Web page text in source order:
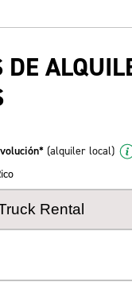
DE
(alquiler local)